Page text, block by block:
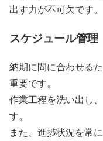
出す力が不可欠です。
スケジュール管理
納期に間に合わせる
重要です。
作業工程を洗い出し
す。
また、進捗状況を常